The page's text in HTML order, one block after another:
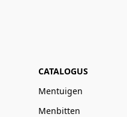
CATALOGUS
Mentuigen
Menbitten